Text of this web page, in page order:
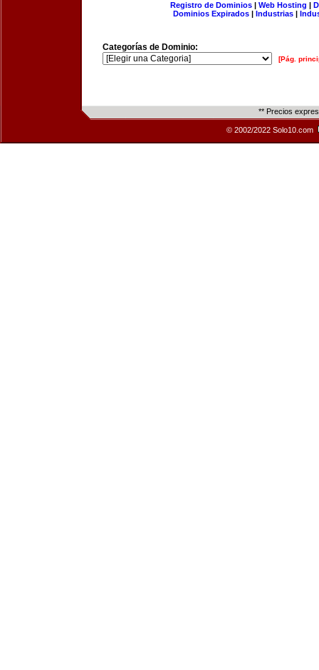
Registro de Dominios| Web Hosting |
Dominios Expirados | Industrias |
Categorías de Dominio:
[Pág.
** Precios
© 2002/2022 Solo10.com